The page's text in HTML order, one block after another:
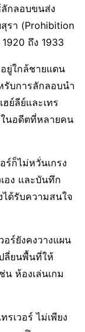
ลักลอบขนส่ง
รา (Prohibition
ถึง 1933
ยู่ใกล้ชายแดน
รับการลักลอบนำ
ย์ลีย์และเทร
ในอดีตที่หลายคน
ร์ก็ไม่หวั่นเกรง
อง และบันทึก
ด้รับความสนใจ
อร์ยังคงวางแผน
ลี่ยนพื้นที่ให้
ห้องเล่นเกม
เวอร์ ไม่เพียง